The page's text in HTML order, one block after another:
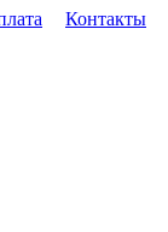
Контакты